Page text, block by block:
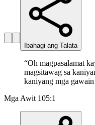
Ibahagi ang Talata
“Oh magpasalamat
magsitawag sa
kaniyang mga gawain
Mga Awit 105:1